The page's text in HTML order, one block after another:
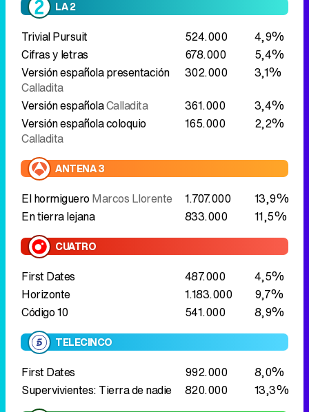
LA 2
Trivial Pursuit 524.000
4,9%
Cifras y letras
678.000
5,4%
Versión española presentación
Calladita
302.000
3,1%
Versión españolaCalladita 361.000
3,4%
Versión española coloquio
Calladita
165.000 2,2%
ANTENA 3
El hormigueroMarcos Llorente 1.707.000
13,9%
En tierra lejana
833.000 11,5%
CUATRO
First Dates 487.000
4,5%
Horizonte
1.183.000
9,7%
Código 10
541.000 8,9%
TELECINCO
First Dates 992.000
8,0%
Supervivientes: Tierra de nadie
820.000 13,3%